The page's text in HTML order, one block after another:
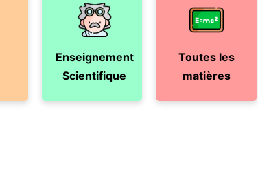
Enseignement
Scientifique
Toutes les
matières